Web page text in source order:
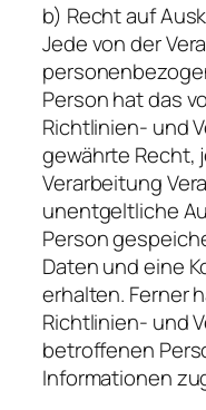
b) Recht auf
Jede von der
Person hat das
Richtlinien- und
gewährte Recht,
Verarbeitung
unentgeltliche
Person
Daten und eine
erhalten. Ferner
Richtlinien- und
betroffenen
Informationen